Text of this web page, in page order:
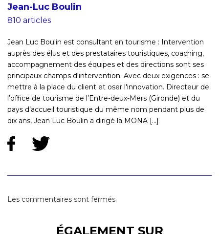
Jean-Luc Boulin
810 articles
Jean Luc Boulin est consultant en tourisme : Intervention
auprès des élus et des prestataires touristiques, coaching,
accompagnement des équipes et des directions sont ses
principaux champs d'intervention. Avec deux exigences : se
mettre à la place du client et oser l'innovation. Directeur de
l’office de tourisme de l’Entre-deux-Mers (Gironde) et du
pays d’accueil touristique du même nom pendant plus de
dix ans, Jean Luc Boulin a dirigé la MONA [...]
Les commentaires sont fermés.
ÉGALEMENT SUR